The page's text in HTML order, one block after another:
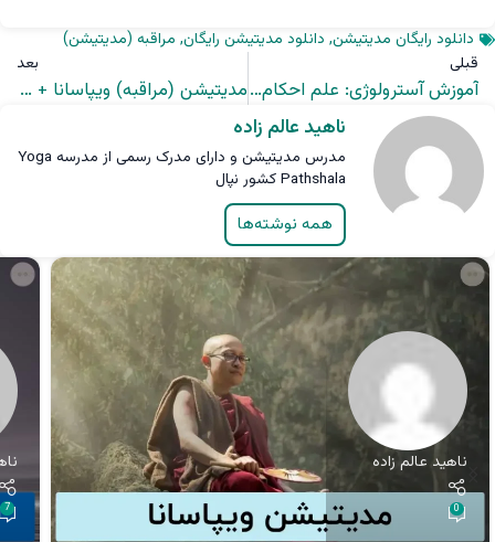
دانلود رایگان مدیتیشن, دانلود مدیتیشن رایگان, مراقبه (مدیتیشن)
قبلی
آموزش آسترولوژی: علم احکام از دیدگاه دانشمندان قدیم – قسمت سوم
بعد
مدیتیشن (مراقبه) ویپاسانا + معرفی دوره مدیتیشن شفای بدن احساسی
ناهید عالم زاده
مدرس مدیتیشن و دارای مدرک رسمی از مدرسه Yoga
Pathshala کشور نپال
همه نوشته‌ها
ناهید عالم زاده
0
7